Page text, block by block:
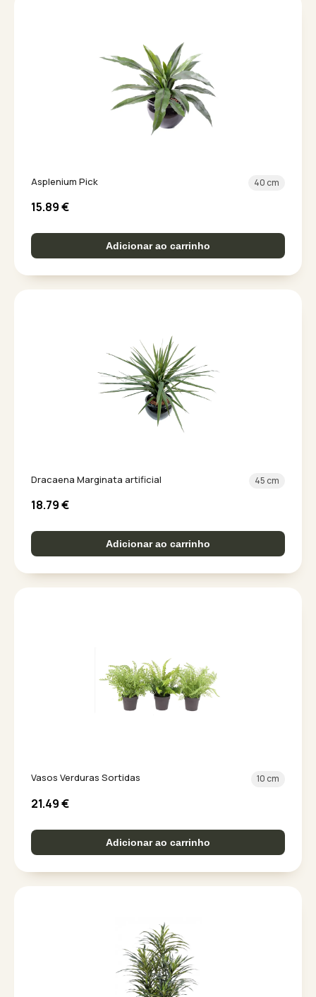
Asplenium Pick 40 cm
15.89€
Adicionar ao carrinho
Dracaena Marginata artificial 45 cm
18.79€
Adicionar ao carrinho
Vasos Verduras Sortidas 10 cm
21.49€
Adicionar ao carrinho